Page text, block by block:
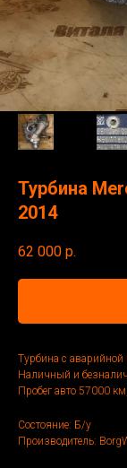
Турбина
2014
62 000 р.
Турбина с
Наличный и
Пробег авто 57000
Состояние: Б/у
Производитель: